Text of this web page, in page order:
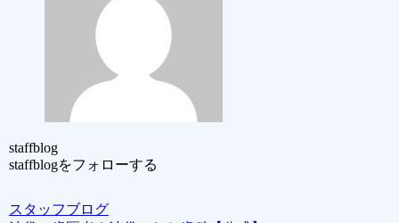
staffblog
staffblogをフォローする
スタッフブログ